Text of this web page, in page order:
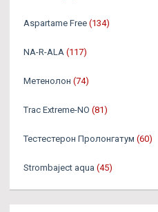
Aspartame Free (134)
NA-R-ALA (117)
Метенолон (74)
Trac Extreme-NO (81)
Тестестерон Пролонгатум (60)
Strombaject aqua (45)